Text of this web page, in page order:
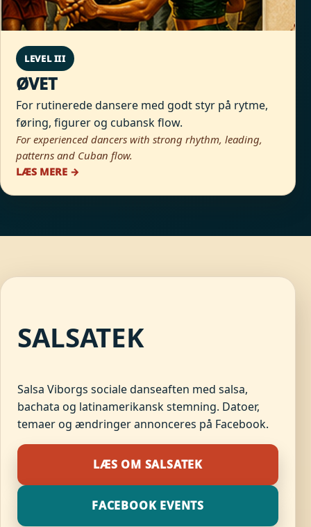
LEVEL III
ØVET
For rutinerede dansere med godt styr på rytme,
føring, figurer og cubansk flow.
For experienced dancers with strong rhythm, leading,
patterns and Cuban flow.
LÆS MERE →
SALSATEK
Salsa Viborgs sociale danseaften med salsa,
bachata og latinamerikansk stemning. Datoer,
temaer og ændringer annonceres på Facebook.
LÆS OM SALSATEK
FACEBOOK EVENTS